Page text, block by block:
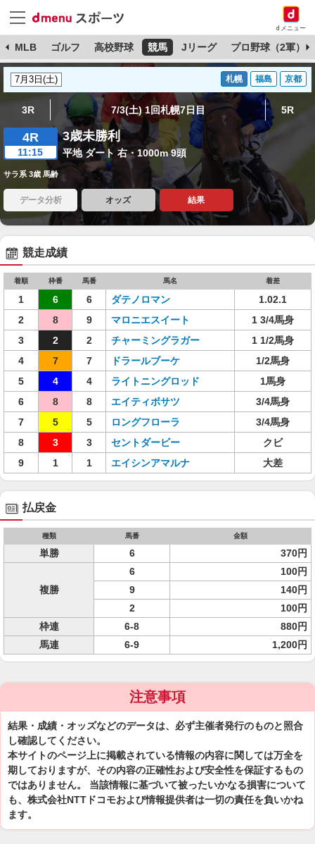
dメニュー
MLB ゴルフ 高校野球 競馬 Jリーグ プロ野球（2軍）
札幌 福島 京都
3R 7/3(土) 1回札幌7日目 5R
4R
11:15
3歳未勝利
平地 ダート 右・1000m 9頭
サラ系 3歳 馬齢
データ分析 オッズ 結果
競走成績
着順 枠番 馬番 馬名 着差
1 6 6 ダテノロマン
1.02.1
2
8 9 マロニエスイート
1 3/4馬身
3
2 2 チャーミングラガー
1 1/2馬身
4
7 7 ドラールブーケ
1/2馬身
5
4 4 ライトニングロッド
1馬身
6
8 8 エイティボサツ
3/4馬身
7
5 5 ロングフローラ
3/4馬身
8
3 3 セントダービー
クビ
9
1 1 エイシンアマルナ 大差
払戻金
種類 馬番 金額
単勝 6 370円
複勝
6
100円
9
140円
2
100円
枠連
6-8
880円
馬連
6-9 1,200円
注意事項
結果・成績・オッズなどのデータは、必ず主催者発行のものと照合
し確認してください。
本サイトのページ上に掲載されている情報の内容に関しては万全を
期しておりますが、その内容の正確性および安全性を保証するもの
ではありません。 当該情報に基づいて被ったいかなる損害について
も、株式会社NTTドコモおよび情報提供者は一切の責任を負いかね
ます。